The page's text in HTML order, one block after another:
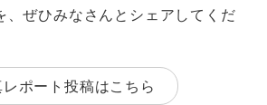
、ぜひみなさんとシェアしてくだ
ポート投稿はこちら